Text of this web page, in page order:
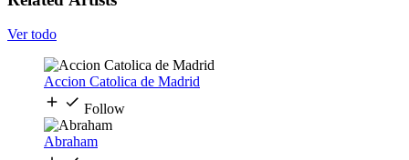
Ver todo
Accion Catolica de Madrid
Follow
Abraham